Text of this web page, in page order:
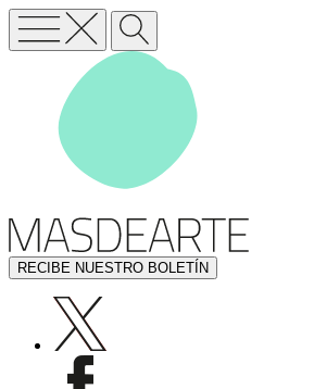
RECIBE NUESTRO BOLETÍN